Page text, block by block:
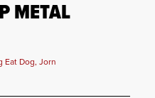
METAL
Eat Dog, Jorn